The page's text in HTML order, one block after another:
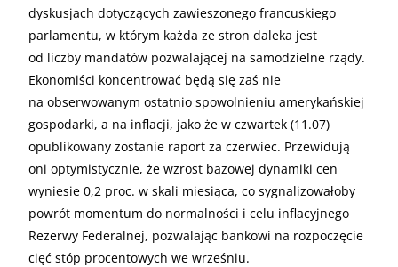
dyskusjach dotyczących zawieszonego francuskiego
parlamentu, w którym każda ze stron daleka jest
od liczby mandatów pozwalającej na samodzielne rządy.
Ekonomiści koncentrować będą się zaś nie
na obserwowanym ostatnio spowolnieniu amerykańskiej
gospodarki, a na inflacji, jako że w czwartek (11.07)
opublikowany zostanie raport za czerwiec. Przewidują
oni optymistycznie, że wzrost bazowej dynamiki cen
wyniesie 0,2 proc. w skali miesiąca, co sygnalizowałoby
powrót momentum do normalności i celu inflacyjnego
Rezerwy Federalnej, pozwalając bankowi na rozpoczęcie
cięć stóp procentowych we wrześniu.